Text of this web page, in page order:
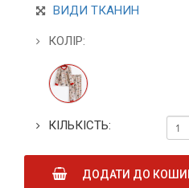
ВИДИ ТКАНИН
КОЛІР:
КІЛЬКІСТЬ:
ДОДАТИ ДО